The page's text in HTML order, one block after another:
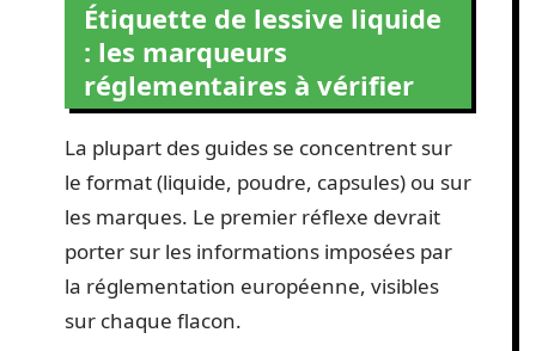
Étiquette de lessive liquide
: les marqueurs
réglementaires à vérifier
La plupart des guides se concentrent sur
le format (liquide, poudre, capsules) ou sur
les marques. Le premier réflexe devrait
porter sur les informations imposées par
la réglementation européenne, visibles
sur chaque flacon.